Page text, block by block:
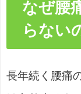
なぜ腰
らない
長年続く腰痛